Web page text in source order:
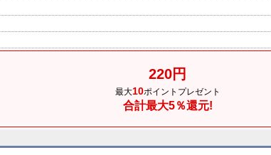
220円
最大10ポイントプレゼント
合計最大5％還元!